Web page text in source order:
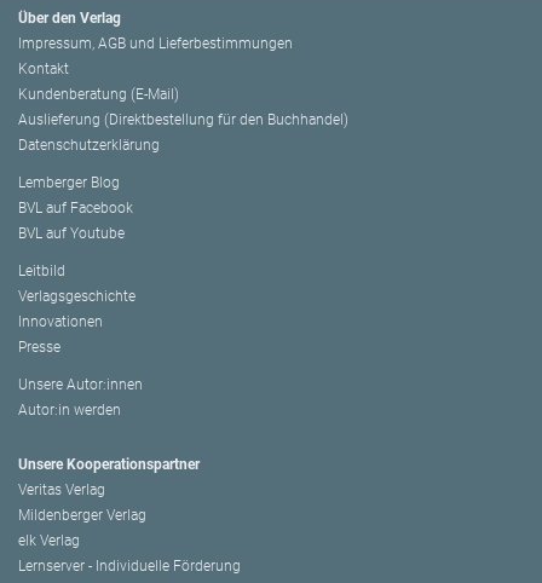
Über den Verlag
Impressum, AGB und Lieferbestimmungen
Kontakt
Kundenberatung (E-Mail)
Auslieferung (Direktbestellung für den Buchhandel)
Datenschutzerklärung
Lemberger Blog
BVL auf Facebook
BVL auf Youtube
Leitbild
Verlagsgeschichte
Innovationen
Presse
Unsere Autor:innen
Autor:in werden
Unsere Kooperationspartner
Veritas Verlag
Mildenberger Verlag
elk Verlag
Lernserver - Individuelle Förderung